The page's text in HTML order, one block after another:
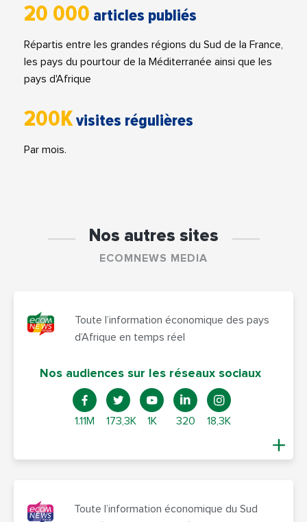
20 000 articles publiés
Répartis entre les grandes régions du Sud de la France,
les pays du pourtour de la Méditerranée ainsi que les
pays d'Afrique
200Kvisites régulières
Par mois.
Nos autres sites
ECOMNEWS MEDIA
Toute l’information économique des pays
d’Afrique en temps réel
Nos audiences sur les réseaux sociaux
1.11M 173,3K 1K 320 18,3K
Toute l’information économique du Sud